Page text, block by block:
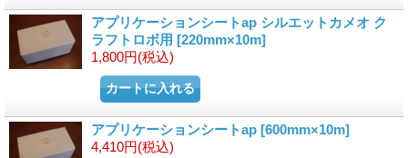
アプリケーションシートap シルエットカメオ ク
ラフトロボ用 [220mm×10m]
1,800円(税込)
アプリケーションシートap [600mm×10m]
4,410円(税込)